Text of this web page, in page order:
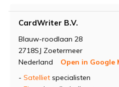
CardWriter B.V.
Blauw-roodlaan 28
2718SJ Zoetermeer
Nederland
Open in Google
- Satelliet specialisten